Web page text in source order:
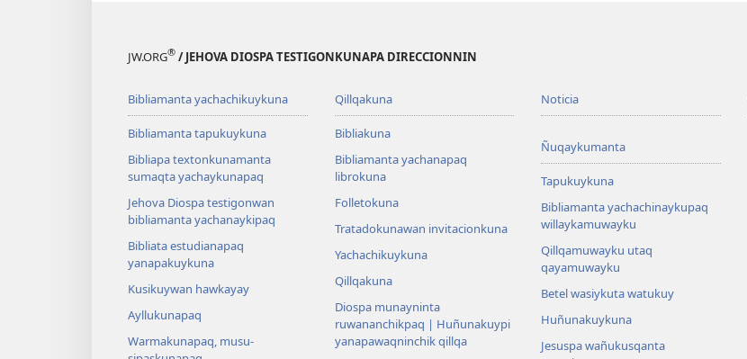
JW.ORG® / JEHOVA DIOSPA TESTIGONKUNAPA DIRECCIONNIN
Bibliamanta yachachikuykuna
Bibliamanta tapukuykuna
Bibliapa textonkunamanta
sumaqta yachaykunapaq
Jehova Diospa testigonwan
bibliamanta yachanaykipaq
Bibliata estudianapaq
yanapakuykuna
Kusikuywan hawkayay
Ayllukunapaq
Warmakunapaq, musu-
Qillqakuna
Bibliakuna
Bibliamanta yachanapaq
librokuna
Folletokuna
Tratadokunawan invitacionkuna
Yachachikuykuna
Qillqakuna
Diospa munayninta
ruwananchikpaq | Huñunakuypi
yanapawaqninchik qillqa
Noticia
Ñuqaykumanta
Tapukuykuna
Bibliamanta yachachinaykupaq
willaykamuwayku
Qillqamuwayku utaq
qayamuwayku
Betel wasiykuta watukuy
Huñunakuykuna
Jesuspa wañukusqanta